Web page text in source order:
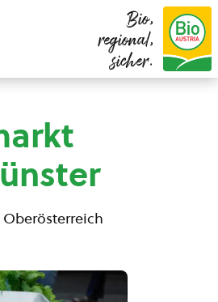
Bio,
regional,
sicher.